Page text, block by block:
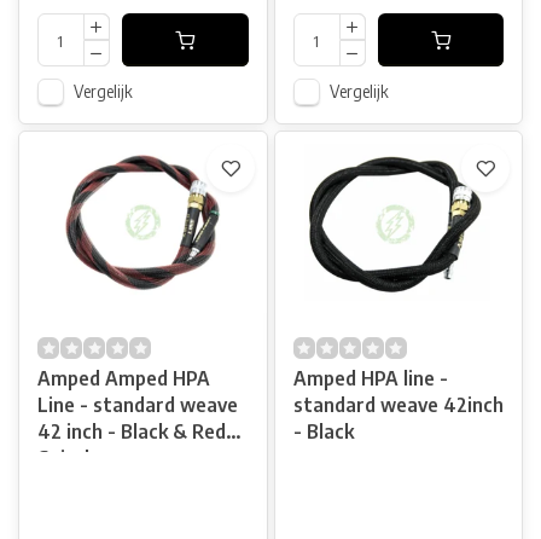
Vergelijk Vergelijk
Amped Amped HPA
Line - standard weave
42 inch - Black & Red
Spiral
Amped HPA line -
standard weave 42inch
- Black